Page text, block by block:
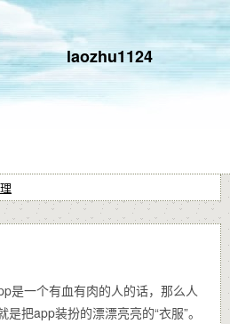
laozhu1124
一个有血有肉的人的话，那么人
把app装扮的漂漂亮亮的“衣服”。